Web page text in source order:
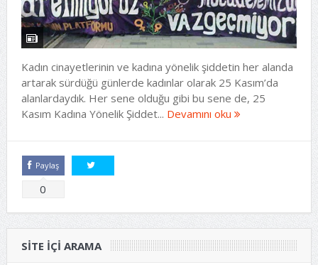
Kadın cinayetlerinin ve kadına yönelik şiddetin her alanda
artarak sürdüğü günlerde kadınlar olarak 25 Kasım’da
alanlardaydık. Her sene olduğu gibi bu sene de, 25
Kasım Kadına Yönelik Şiddet... Devamını oku
Paylaş
0
SITE IÇI ARAMA